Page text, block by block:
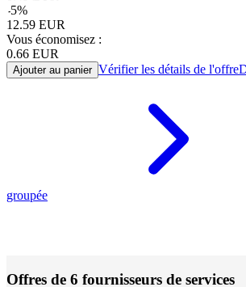
-5%
12.59 EUR
Vous économisez :
0.66 EUR
Ajouter au panier Vérifier les détails de l'offre
groupée
Offres de 6 fournisseurs de services